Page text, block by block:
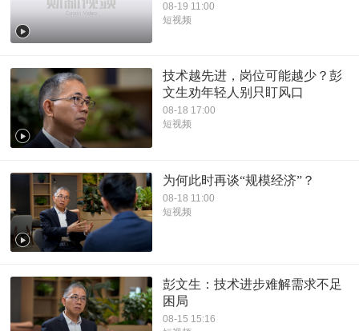
08-19 11:00
短视频
技术越先进，岗位可能越少？彭
文生劝年轻人别只盯风口
08-18 17:00
短视频
为何此时再谈“规模经济”？
08-18 11:00
短视频
彭文生：技术进步难解需求不足
困局
08-15 15:16